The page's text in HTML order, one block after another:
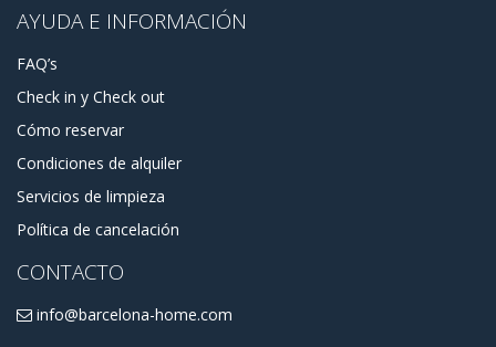
AYUDA E INFORMACIÓN
FAQ’s
Check in y Check out
Cómo reservar
Condiciones de alquiler
Servicios de limpieza
Política de cancelación
CONTACTO
info@barcelona-home.com